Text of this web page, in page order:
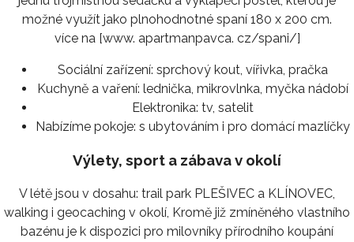
možné využít jako plnohodnotné spaní 180 x 200 cm.
více na [www. apartmanpavca. cz/spani/]
Sociální zařízení: sprchový kout, vířivka, pračka
Kuchyně a vaření: lednička, mikrovlnka, myčka nádobí
Elektronika: tv, satelit
Nabízíme pokoje: s ubytováním i pro domácí mazlíčky
Výlety, sport a zábava v okolí
V létě jsou v dosahu: trail park PLEŠIVEC a KLÍNOVEC,
walking i geocaching v okolí, Kromě již zmíněného vlastního
bazénu je k dispozici pro milovníky přírodního koupání